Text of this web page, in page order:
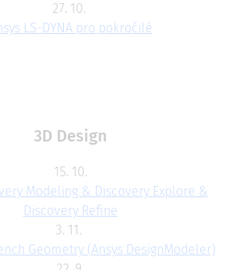
27. 10.
LS-DYNA pro pokročilé
3D Design
15. 10.
Modeling & Discovery Explore &
Discovery Refine
3. 11.
Geometry (Ansys DesignModeler)